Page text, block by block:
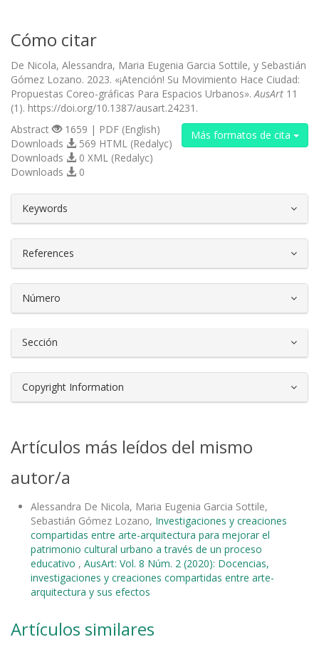
Cómo citar
De Nicola, Alessandra, Maria Eugenia Garcia Sottile, y Sebastián
Gómez Lozano. 2023. «¡Atención! Su Movimiento Hace Ciudad:
Propuestas Coreo-gráficas Para Espacios Urbanos».AusArt 11
(1). https://doi.org/10.1387/ausart.24231.
Más formatos de cita
Abstract
1659 | PDF (English)
Downloads
569 HTML (Redalyc)
Downloads
0 XML (Redalyc)
Downloads
0
Keywords
References
Número
Sección
Copyright Information
Artículos más leídos del mismo
autor/a
Alessandra De Nicola, Maria Eugenia Garcia Sottile,
Sebastián Gómez Lozano, Investigaciones y creaciones
compartidas entre arte-arquitectura para mejorar el
patrimonio cultural urbano a través de un proceso
educativo , AusArt: Vol. 8 Núm. 2 (2020): Docencias,
investigaciones y creaciones compartidas entre arte-
arquitectura y sus efectos
Artículos similares